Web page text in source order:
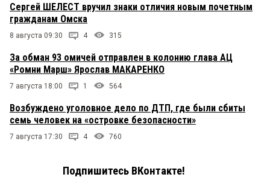
Сергей ШЕЛЕСТ вручил знаки отличия новым почетным
гражданам Омска
8 августа 09:30 4 315
За обман 93 омичей отправлен в колонию глава АЦ
«Ромни Марш» Ярослав МАКАРЕНКО
7 августа 18:00 1 564
Возбуждено уголовное дело по ДТП, где были сбиты
семь человек на «островке безопасности»
7 августа 17:30 4 760
Подпишитесь ВКонтакте!